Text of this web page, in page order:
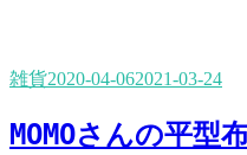
雑貨2020-04-062021-03-24
MOMOさんの平